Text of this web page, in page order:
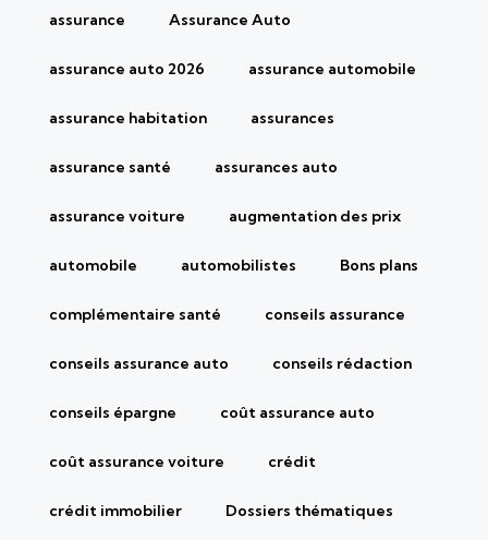
assurance Assurance Auto
assurance auto 2026 assurance automobile
assurance habitation assurances
assurance santé assurances auto
assurance voiture augmentation des prix
automobile automobilistes Bons plans
complémentaire santé conseils assurance
conseils assurance auto conseils rédaction
conseils épargne coût assurance auto
coût assurance voiture crédit
crédit immobilier Dossiers thématiques